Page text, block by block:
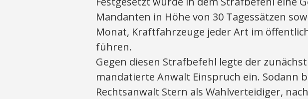
Mandanten in Höhe von 30 Tagessätzen
Monat, Kraftfahrzeuge jeder Art im
führen.
Gegen diesen Strafbefehl legte der
mandatierte Anwalt Einspruch ein. Sodann
Rechtsanwalt Stern als Wahlverteidiger,